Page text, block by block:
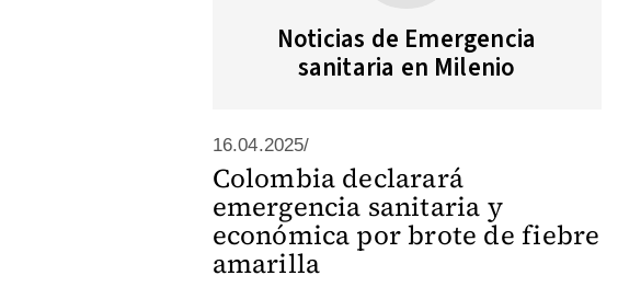
Noticias de Emergencia
sanitaria en Milenio
16.04.2025/
Colombia declarará
emergencia sanitaria y
económica por brote de fiebre
amarilla